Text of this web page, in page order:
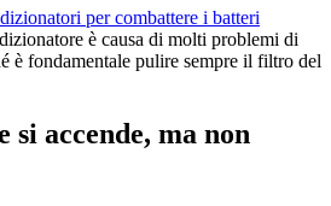
per combattere i batteri
è causa di molti problemi di
è fondamentale pulire sempre il filtro del
accende, ma non